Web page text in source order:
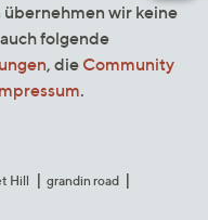
wir keine
folgende
, die Community
.
Hill
grandin road